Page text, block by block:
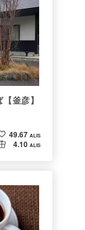
釜彦】
49.67 ALIS
4.10 ALIS